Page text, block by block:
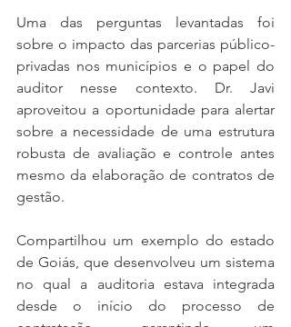
Uma das perguntas levantadas foi
sobre o impacto das parcerias público-
privadas nos municípios e o papel do
auditor nesse contexto. Dr. Javi
aproveitou a oportunidade para alertar
sobre a necessidade de uma estrutura
robusta de avaliação e controle antes
mesmo da elaboração de contratos de
gestão.
Compartilhou um exemplo do estado
de Goiás, que desenvolveu um sistema
no qual a auditoria estava integrada
desde o início do processo de